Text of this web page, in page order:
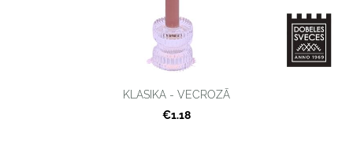
KLASIKA - VECROZĀ
€1.18